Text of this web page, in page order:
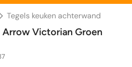
Tegels keuken achterwand
Victorian Groen